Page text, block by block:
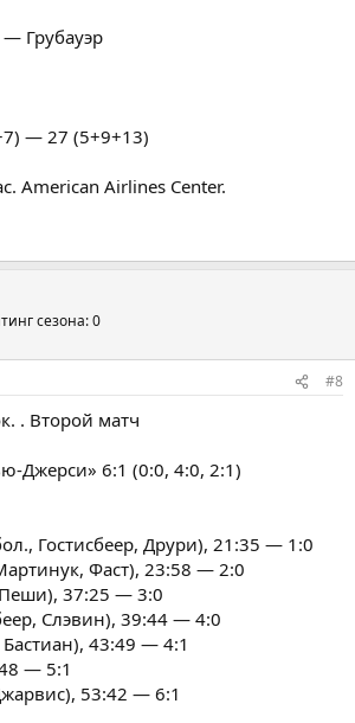
— Грубауэр
— 27 (5+9+13)
American Airlines Center.
сезона: 0
#8
. Второй матч
Джерси» 6:1 (0:0, 4:0, 2:1)
Гостисбеер, Друри), 21:35 — 1:0
Фаст), 23:58 — 2:0
37:25 — 3:0
Слэвин), 39:44 — 4:0
43:49 — 4:1
— 5:1
53:42 — 6:1